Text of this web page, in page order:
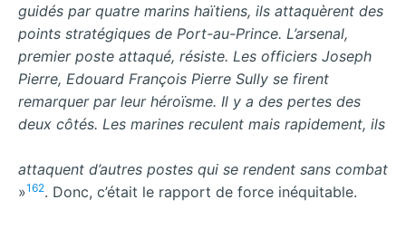
guidés par quatre marins haïtiens, ils attaquèrent des
points stratégiques de Port-au-Prince. L’arsenal,
premier poste attaqué, résiste. Les officiers Joseph
Pierre, Edouard François Pierre Sully se firent
remarquer par leur héroïsme. Il y a des pertes des
deux côtés. Les marines reculent mais rapidement, ils
attaquent d’autres postes qui se rendent sans combat
»162. Donc, c’était le rapport de force inéquitable.